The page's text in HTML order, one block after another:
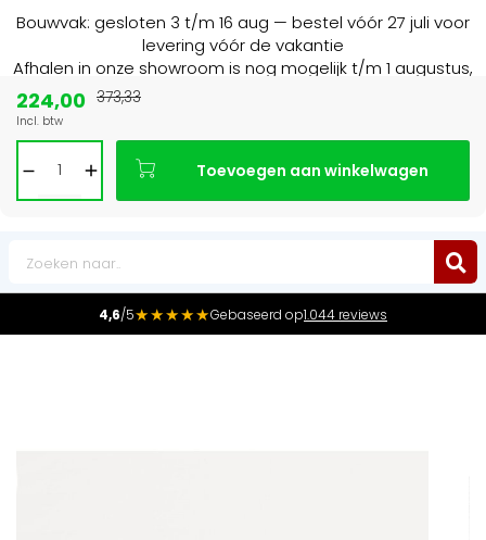
Bouwvak: gesloten 3 t/m 16 aug — bestel vóór 27 juli voor
levering vóór de vakantie
Afhalen in onze showroom is nog mogelijk t/m 1 augustus,
4,6/5★★★★★Gebaseerd op1.044 reviews
224,00
Incl. btw
373,33
Toevoegen aan winkelwagen